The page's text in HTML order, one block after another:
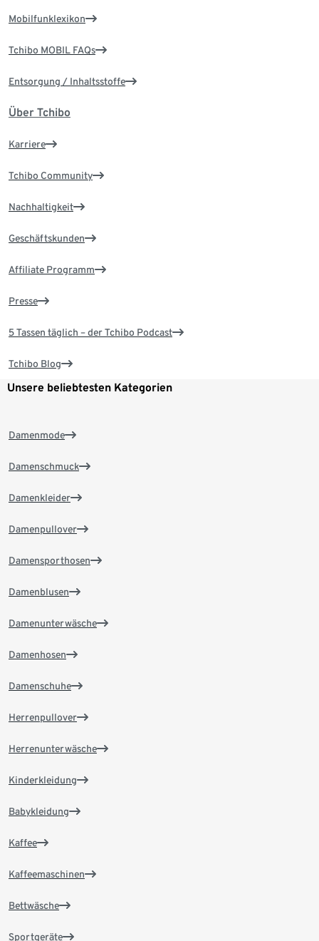
Mobilfunklexikon
Tchibo MOBIL FAQs
Entsorgung / Inhaltsstoffe
Über Tchibo
Karriere
Tchibo Community
Nachhaltigkeit
Geschäftskunden
Affiliate Programm
Presse
5 Tassen täglich – der Tchibo Podcast
Tchibo Blog
Unsere beliebtesten Kategorien
Damenmode
Damenschmuck
Damenkleider
Damenpullover
Damensporthosen
Damenblusen
Damenunterwäsche
Damenhosen
Damenschuhe
Herrenpullover
Herrenunterwäsche
Kinderkleidung
Babykleidung
Kaffee
Kaffeemaschinen
Bettwäsche
Sportgeräte